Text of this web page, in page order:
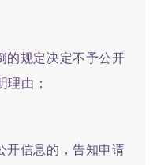
的规定决定不予公开
理由；
开信息的，告知申请